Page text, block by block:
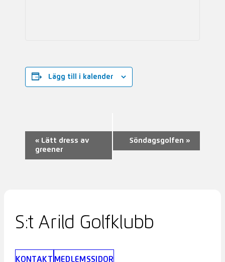
Lägg till i kalender
Evenemang-
navigering
« Lätt dress av
greener
Söndagsgolfen »
S:t Arild Golfklubb
KONTAKT MEDLEMSSIDOR